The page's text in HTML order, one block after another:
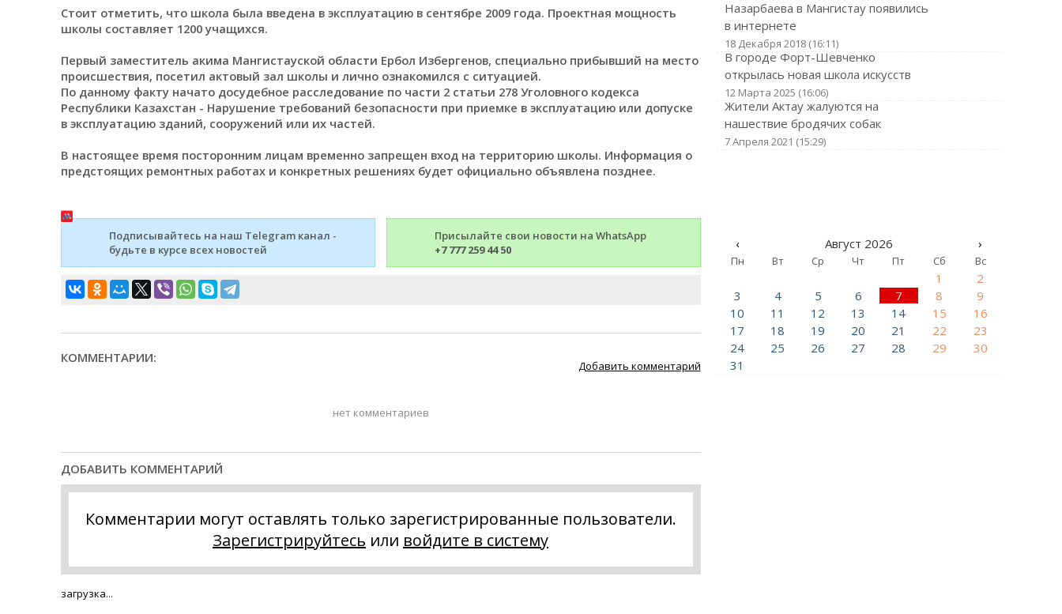
Стоит отметить, что школа была введена в эксплуатацию в сентябре 2009 года. Проектная мощность
школы составляет 1200 учащихся.
Первый заместитель акима Мангистауской области Ербол Избергенов, специально прибывший на место
происшествия, посетил актовый зал школы и лично ознакомился с ситуацией.
По данному факту начато досудебное расследование по части 2 статьи 278 Уголовного кодекса
Республики Казахстан - Нарушение требований безопасности при приемке в эксплуатацию или допуске
в эксплуатацию зданий, сооружений или их частей.
В настоящее время посторонним лицам временно запрещен вход на территорию школы. Информация о
предстоящих ремонтных работах и конкретных решениях будет официально объявлена позднее.
Подписывайтесь на наш Telegram канал -
будьте в курсе всех новостей
Присылайте свои новости на WhatsApp
+7 777 259 44 50
КОММЕНТАРИИ:
Добавить комментарий
нет комментариев
ДОБАВИТЬ КОММЕНТАРИЙ
Комментарии могут оставлять только зарегистрированные пользователи.
Зарегистрируйтесь или войдите в систему
загрузка...
Назарбаева в Мангистау появились
в интернете
18 Декабря 2018 (16:11)
В городе Форт-Шевченко
открылась новая школа искусств
12 Марта 2025 (16:06)
Жители Актау жалуются на
нашествие бродячих собак
7 Апреля 2021 (15:29)
‹ Август 2026 ›
Пн Вт Ср Чт Пт Сб Вс
1
2
3
4 5 6 7 8
9
10
11 12 13 14 15
16
17
18 19 20 21 22
23
24
25 26 27 28 29
30
31